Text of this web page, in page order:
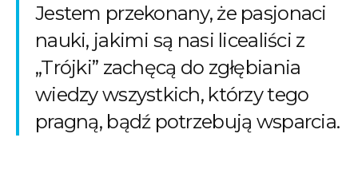
Jestem przekonany, że pasjonaci
nauki, jakimi są nasi licealiści z
„Trójki” zachęcą do zgłębiania
wiedzy wszystkich, którzy tego
pragną, bądź potrzebują wsparcia.